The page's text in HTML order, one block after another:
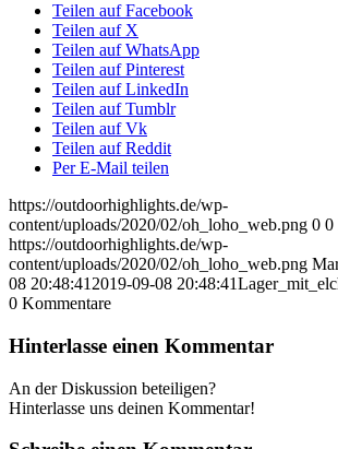
Teilen auf Facebook
Teilen auf X
Teilen auf WhatsApp
Teilen auf Pinterest
Teilen auf LinkedIn
Teilen auf Tumblr
Teilen auf Vk
Teilen auf Reddit
Per E-Mail teilen
https://outdoorhighlights.de/wp-
content/uploads/2020/02/oh_loho_web.png 0 0
https://outdoorhighlights.de/wp-
content/uploads/2020/02/oh_loho_web.png
08 20:48:41 2019-09-08 20:48:41
0 Kommentare
Hinterlasse einen Kommentar
An der Diskussion beteiligen?
Hinterlasse uns deinen Kommentar!